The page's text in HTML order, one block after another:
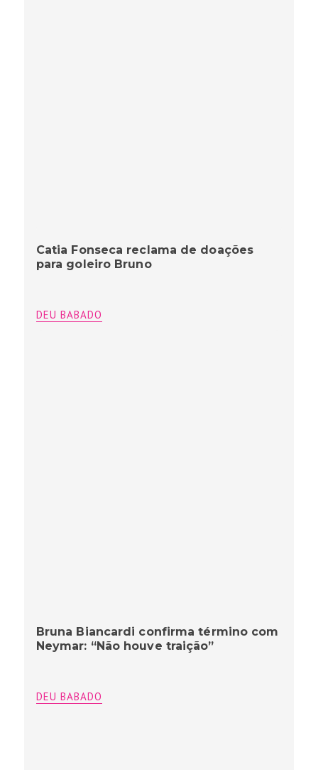
Catia Fonseca reclama de doações
para goleiro Bruno
DEU BABADO
Bruna Biancardi confirma término com
Neymar: “Não houve traição”
DEU BABADO